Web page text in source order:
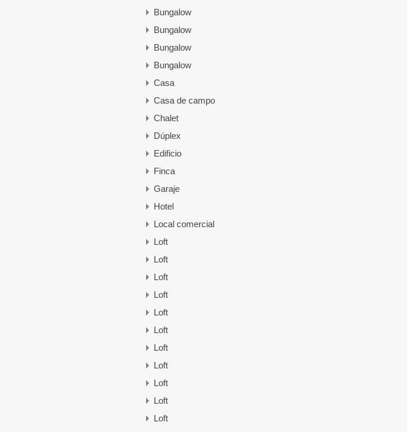
Bungalow
Bungalow
Bungalow
Bungalow
Casa
Casa de campo
Chalet
Dúplex
Edificio
Finca
Garaje
Hotel
Local comercial
Loft
Loft
Loft
Loft
Loft
Loft
Loft
Loft
Loft
Loft
Loft